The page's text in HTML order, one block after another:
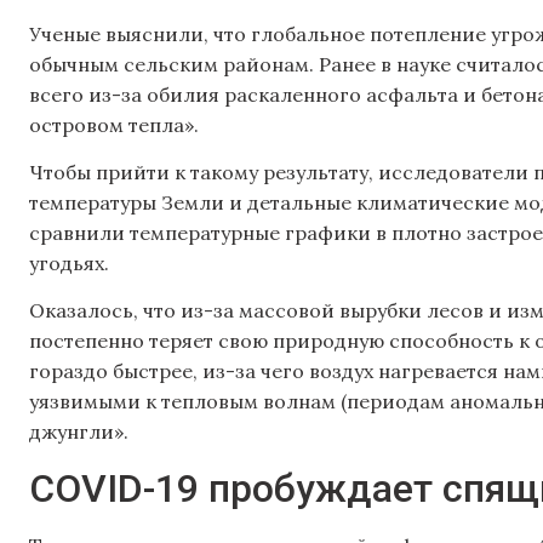
Ученые выяснили, что глобальное потепление
обычным сельским районам. Ранее в науке
всего из-за обилия раскаленного асфальта и
островом тепла».
Чтобы прийти к такому результату,
температуры Земли и детальные климатические
сравнили температурные графики в плотно
угодьях.
Оказалось, что из-за массовой вырубки лесов и
постепенно теряет свою природную способность
гораздо быстрее, из-за чего воздух нагревается
уязвимыми к тепловым волнам (периодам
джунгли».
COVID-19 пробуждает